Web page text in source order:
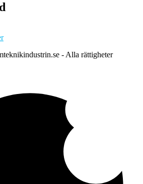
- Alla rättigheter